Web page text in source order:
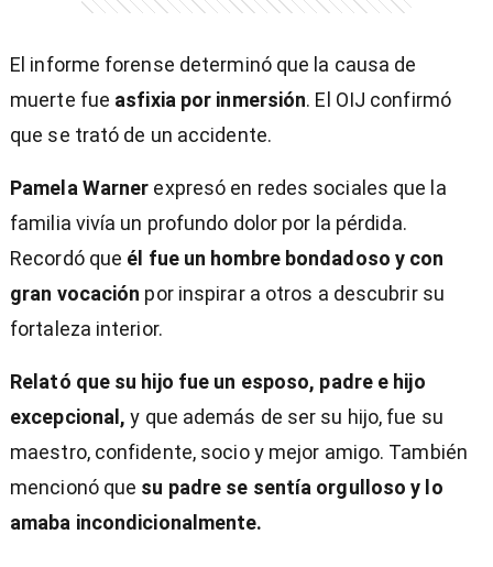
El informe forense determinó que la causa de
muerte fue asfixia por inmersión. El OIJ confirmó
que se trató de un accidente.
Pamela Warner expresó en redes sociales que la
familia vivía un profundo dolor por la pérdida.
Recordó que él fue un hombre bondadoso y con
gran vocación por inspirar a otros a descubrir su
fortaleza interior.
Relató que su hijo fue un esposo, padre e hijo
excepcional, y que además de ser su hijo, fue su
maestro, confidente, socio y mejor amigo. También
mencionó que su padre se sentía orgulloso y lo
amaba incondicionalmente.